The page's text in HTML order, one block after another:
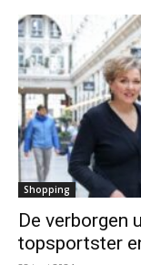
Shopping
De verborgen
topsportster